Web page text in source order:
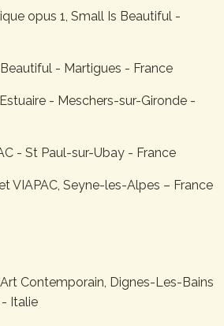
opus 1, Small Is Beautiful -
- Martigues - France
- Meschers-sur-Gironde -
- St Paul-sur-Ubay - France
VIAPAC, Seyne-les-Alpes – France
Contemporain, Dignes-Les-Bains
Italie